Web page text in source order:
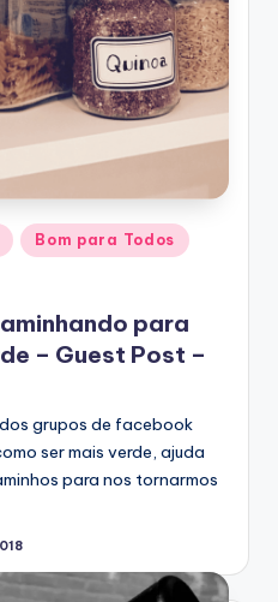
Bom para Todos
para
– Guest Post –
grupos de facebook
ser mais verde, ajuda
para nos tornarmos